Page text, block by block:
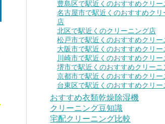
豊島区で駅近くのおすすめクリー
名古屋市で駅近くのおすすめクリ
店
北区で駅近くのクリーニング店
松戸市で駅近くのおすすめクリー
大阪市で駅近くのおすすめクリー
川崎市で駅近くのおすすめクリ
堺市で駅近くのおすすめクリーニ
京都市で駅近くのおすすめクリー
台東区で駅近くのおすすめクリー
おすすめ衣類乾燥除湿機
クリーニング豆知識
宅配クリーニング比較